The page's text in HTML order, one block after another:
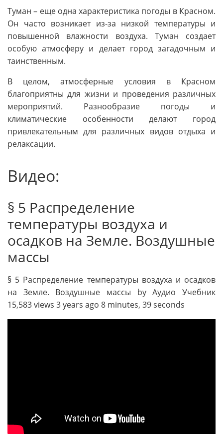
Туман – еще одна характеристика погоды в Красном.
Он часто возникает из-за низкой температуры и
повышенной влажности воздуха. Туман создает
особую атмосферу и делает город загадочным и
таинственным.
В целом, атмосферные условия в Красном
благоприятны для жизни и проведения различных
мероприятий. Разнообразие погоды и
климатические особенности делают город
привлекательным для различных видов отдыха и
релаксации.
Видео:
§ 5 Распределение
температуры воздуха и
осадков на Земле. Воздушные
массы
§ 5 Распределение температуры воздуха и осадков
на Земле. Воздушные массы by Аудио Учебник
15,583 views 3 years ago 8 minutes, 39 seconds